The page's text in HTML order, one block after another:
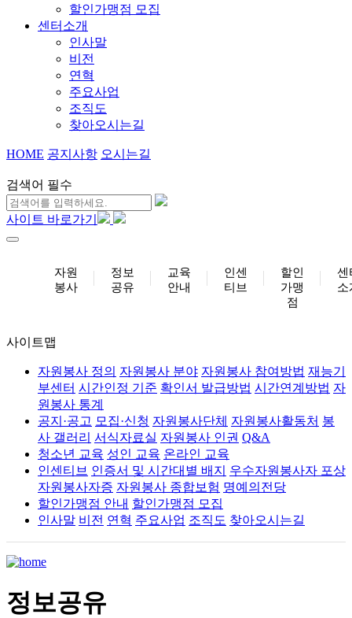
할인가맹점 모집
센터소개
인사말
비전
연혁
주요사업
조직도
찾아오시는길
HOME 공지사항 오시는길
검색어 필수
사이트 바로가기
자원
봉사
정보
공유
교육
안내
인센
티브
할인
가맹
점
센
소
사이트맵
자원봉사 정의 자원봉사 분야 자원봉사 참여방법 재능기
부센터 시간인정 기준 확인서 발급방법 시간연계방법 자
원봉사 통계
공지·공고 모집·신청 자원봉사단체 자원봉사활동처 봉
사 갤러리 서식자료실 자원봉사 인권 Q&A
청소년 교육 성인 교육 온라인 교육
인센티브 인증서 및 시간대별 배지
우수자원봉사자 포상
자원봉사자증 자원봉사 종합보험 명예의전당
할인가맹점 안내 할인가맹점 모집
인사말 비전 연혁 주요사업 조직도 찾아오시는길
정보공유